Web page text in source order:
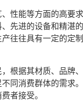
性能等方面的高要
先进的设备和精湛
往往具有一定的定
根据其材质、品牌
同消费群体的需求
者接受。